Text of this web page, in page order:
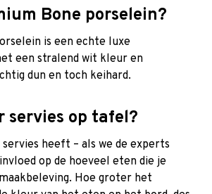
Bone porselein?
is een echte luxe
een stralend wit kleur en
dun en toch keihard.
servies op tafel?
heeft – als we de experts
op de hoeveel eten die je
Hoe groter het